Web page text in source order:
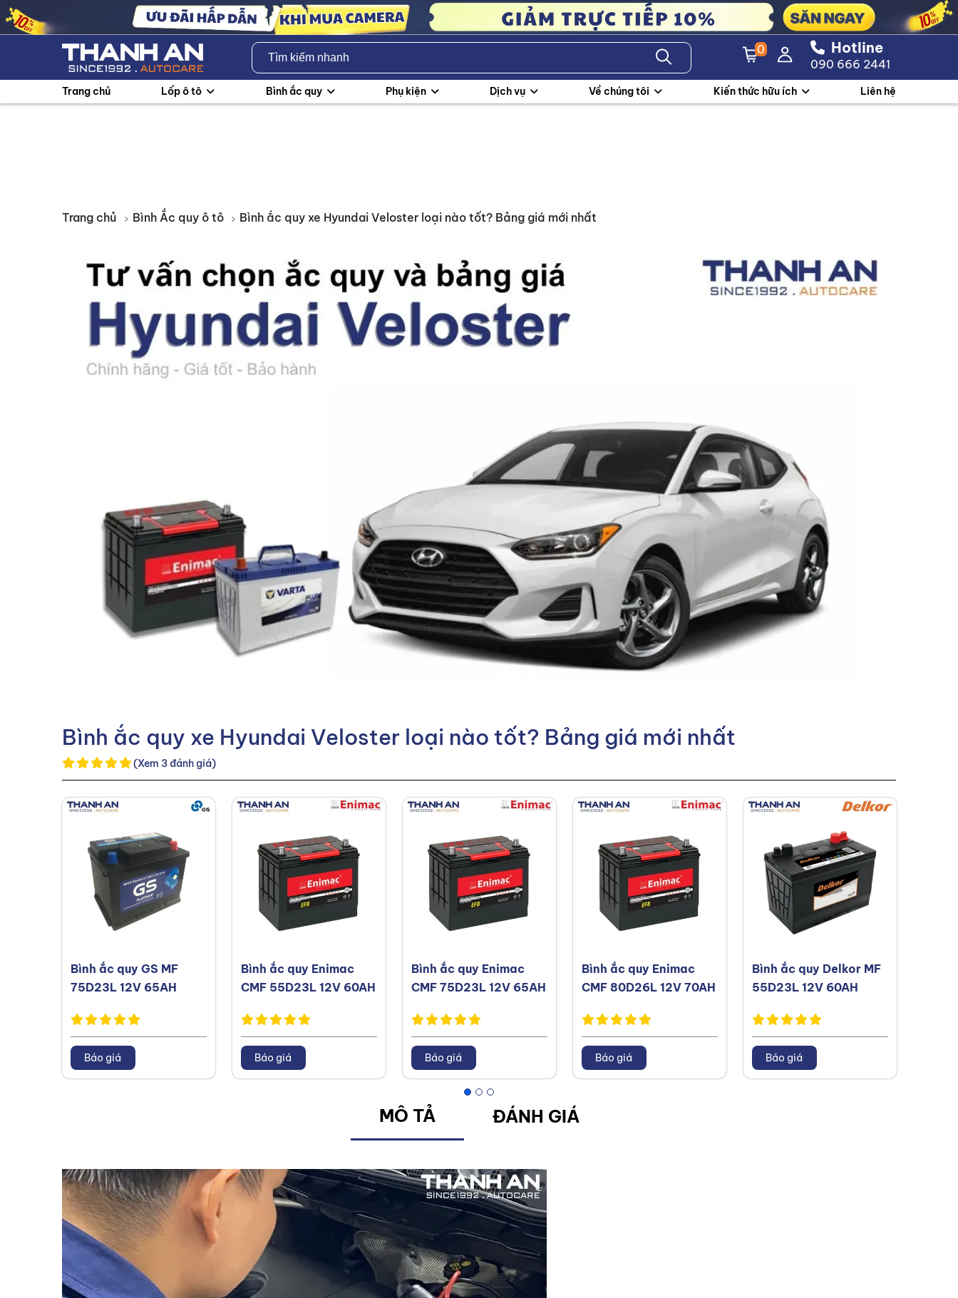
0 Hotline
090 666 2441
Trang chủ Lốp ô tô Bình ắc quy Phụ kiện Dịch vụ Về chúng tôi Kiến thức hữu ích Liên hệ
Trang chủ Bình Ắc quy ô tô Bình ắc quy xe Hyundai Veloster loại nào tốt? Bảng giá mới nhất
Bình ắc quy xe Hyundai Veloster loại nào tốt? Bảng giá mới nhất
(Xem 3 đánh giá)
Bình ắc quy GS MF
75D23L 12V 65AH
Báo giá
Bình ắc quy Enimac
CMF 55D23L 12V 60AH
Báo giá
Bình ắc quy Enimac
CMF 75D23L 12V 65AH
Báo giá
Bình ắc quy Enimac
CMF 80D26L 12V 70AH
Báo giá
Bình ắc quy Delkor MF
55D23L 12V 60AH
Báo giá
MÔ TẢ ĐÁNH GIÁ